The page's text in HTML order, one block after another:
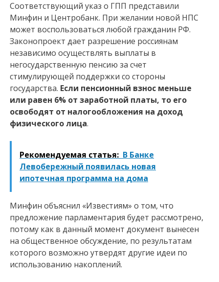
Соответствующий указ о ГПП представили
Минфин и Центробанк. При желании новой НПС
может воспользоваться любой гражданин РФ.
Законопроект дает разрешение россиянам
независимо осуществлять выплаты в
негосударственную пенсию за счет
стимулирующей поддержки со стороны
государства. Если пенсионный взнос меньше
или равен 6% от заработной платы, то его
освободят от налогообложения на доход
физического лица.
Рекомендуемая статья: В Банке
Левобережный появилась новая
ипотечная программа на дома
Минфин объяснил «Известиям» о том, что
предложение парламентария будет рассмотрено,
потому как в данный момент документ вынесен
на общественное обсуждение, по результатам
которого возможно утвердят другие идеи по
использованию накоплений.